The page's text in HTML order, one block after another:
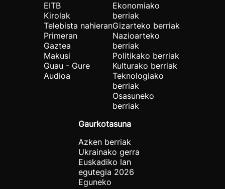
EITB
Kirolak
Telebista nahieran
Primeran
Gaztea
Makusi
Guau - Gure
Audioa
Ekonomiako
berriak
Gizarteko berriak
Nazioarteko
berriak
Politikako berriak
Kulturako berriak
Teknologiako
berriak
Osasuneko
berriak
Gaurkotasuna
Azken berriak
Ukrainako gerra
Euskadiko lan
egutegia 2026
Eguneko